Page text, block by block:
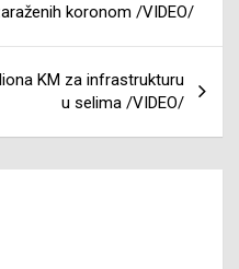
koronom /VIDEO/
KM za infrastrukturu
u selima /VIDEO/